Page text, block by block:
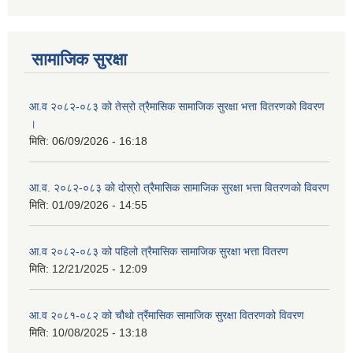
सामाजिक सुरक्षा
आ.व २०८२-०८३ को तेस्रो त्रैमासिक सामाजिक सुरक्षा भत्ता वितरणको विवरण
।
मिति: 06/09/2026 - 16:18
आ.व. २०८२-०८३ को दोस्रो त्रैमासिक सामाजिक सुरक्षा भत्ता वितरणको विवरण
मिति: 01/09/2026 - 14:55
आ.व २०८२-०८३ को पहिलो त्रैमासिक सामाजिक सुरक्षा भत्ता वितरण
मिति: 12/21/2025 - 12:09
आ.व २०८१-०८२ को चौथो त्रैंमासिक सामाजिक सुरक्षा वितरणको विवरण
मिति: 10/08/2025 - 13:18